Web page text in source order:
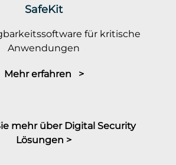
SafeKit
für kritische
Anwendungen
Mehr erfahren >
mehr über Digital Security
Lösungen >